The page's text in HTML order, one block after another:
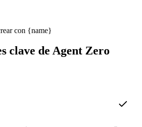
clave de Agent Zero